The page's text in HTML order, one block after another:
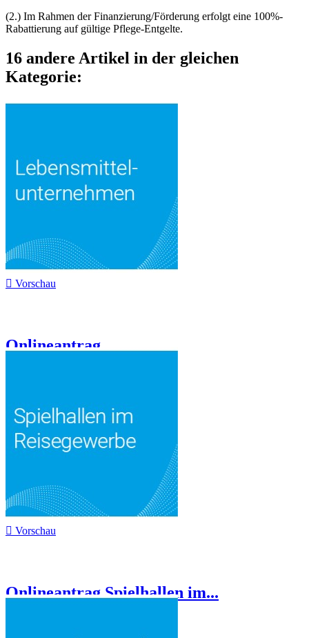
(2.) Im Rahmen der Finanzierung/Förderung erfolgt eine 100%-
Rabattierung auf gültige Pflege-Entgelte.
16 andere Artikel in der gleichen
Kategorie:
 Vorschau
Onlineantrag...
 Vorschau
Onlineantrag Spielhallen im...